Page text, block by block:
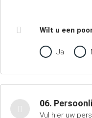
Wilt u een
Ja
06.
Vul hier uw